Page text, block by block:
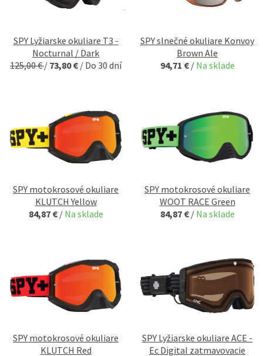
SPY Lyžiarske okuliare T3 -
Nocturnal / Dark
125,00 €/ 73,80 € / Do 30 dní
SPY slnečné okuliare Konvoy
Brown Ale
94,71 € / Na sklade
SPY motokrosové okuliare
KLUTCH Yellow
84,87 € / Na sklade
SPY motokrosové okuliare
WOOT RACE Green
84,87 € / Na sklade
SPY motokrosové okuliare
KLUTCH Red
SPY Lyžiarske okuliare ACE -
Ec Digital zatmavovacie